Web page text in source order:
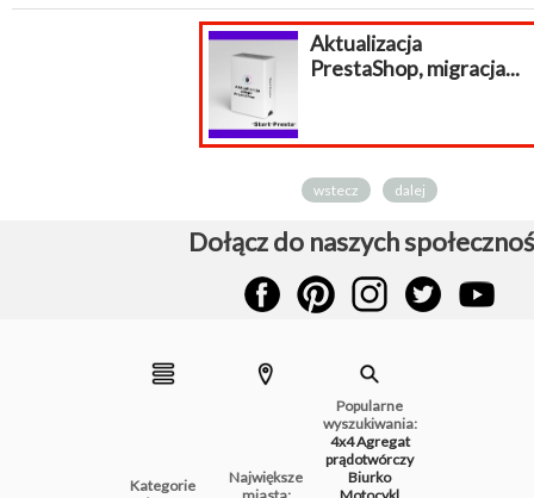
Aktualizacja
PrestaShop, migracja...
wstecz dalej
Dołącz do naszych
Kategorie
Największe
Popularne
wyszukiwania:
4x4Agregat
prądotwórczy
Biurko